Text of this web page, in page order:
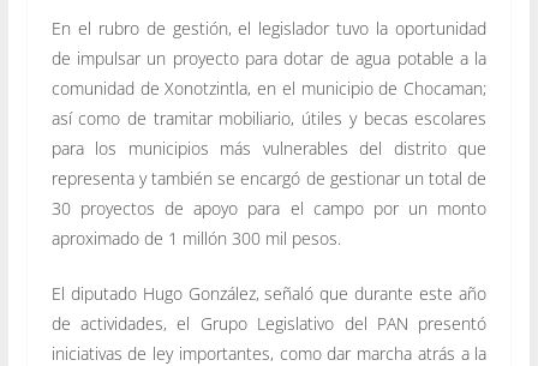
En el rubro de gestión, el legislador tuvo la oportunidad
de impulsar un proyecto para dotar de agua potable a la
comunidad de Xonotzintla, en el municipio de Chocaman;
así como de tramitar mobiliario, útiles y becas escolares
para los municipios más vulnerables del distrito que
representa y también se encargó de gestionar un total de
30 proyectos de apoyo para el campo por un monto
aproximado de 1 millón 300 mil pesos.
El diputado Hugo González, señaló que durante este año
de actividades, el Grupo Legislativo del PAN presentó
iniciativas de ley importantes, como dar marcha atrás a la